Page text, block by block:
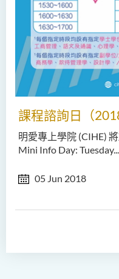
課程諮詢日（
明愛專上學院 (CIHE)
Mini Info Day: Tuesday...
05 Jun 2018